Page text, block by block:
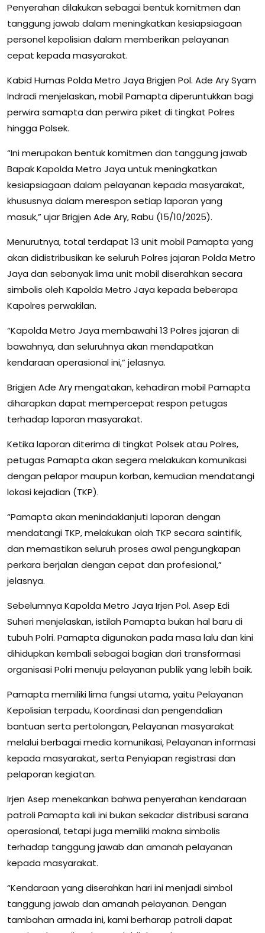
Penyerahan dilakukan sebagai bentuk komitmen dan
tanggung jawab dalam meningkatkan kesiapsiagaan
personel kepolisian dalam memberikan pelayanan
cepat kepada masyarakat.
Kabid Humas Polda Metro Jaya Brigjen Pol. Ade Ary Syam
Indradi menjelaskan, mobil Pamapta diperuntukkan bagi
perwira samapta dan perwira piket di tingkat Polres
hingga Polsek.
“Ini merupakan bentuk komitmen dan tanggung jawab
Bapak Kapolda Metro Jaya untuk meningkatkan
kesiapsiagaan dalam pelayanan kepada masyarakat,
khususnya dalam merespon setiap laporan yang
masuk,” ujar Brigjen Ade Ary, Rabu (15/10/2025).
Menurutnya, total terdapat 13 unit mobil Pamapta yang
akan didistribusikan ke seluruh Polres jajaran Polda Metro
Jaya dan sebanyak lima unit mobil diserahkan secara
simbolis oleh Kapolda Metro Jaya kepada beberapa
Kapolres perwakilan.
“Kapolda Metro Jaya membawahi 13 Polres jajaran di
bawahnya, dan seluruhnya akan mendapatkan
kendaraan operasional ini,” jelasnya.
Brigjen Ade Ary mengatakan, kehadiran mobil Pamapta
diharapkan dapat mempercepat respon petugas
terhadap laporan masyarakat.
Ketika laporan diterima di tingkat Polsek atau Polres,
petugas Pamapta akan segera melakukan komunikasi
dengan pelapor maupun korban, kemudian mendatangi
lokasi kejadian (TKP).
“Pamapta akan menindaklanjuti laporan dengan
mendatangi TKP, melakukan olah TKP secara saintifik,
dan memastikan seluruh proses awal pengungkapan
perkara berjalan dengan cepat dan profesional,”
jelasnya.
Sebelumnya Kapolda Metro Jaya Irjen Pol. Asep Edi
Suheri menjelaskan, istilah Pamapta bukan hal baru di
tubuh Polri. Pamapta digunakan pada masa lalu dan kini
dihidupkan kembali sebagai bagian dari transformasi
organisasi Polri menuju pelayanan publik yang lebih baik.
Pamapta memiliki lima fungsi utama, yaitu Pelayanan
Kepolisian terpadu, Koordinasi dan pengendalian
bantuan serta pertolongan, Pelayanan masyarakat
melalui berbagai media komunikasi, Pelayanan informasi
kepada masyarakat, serta Penyiapan registrasi dan
pelaporan kegiatan.
Irjen Asep menekankan bahwa penyerahan kendaraan
patroli Pamapta kali ini bukan sekadar distribusi sarana
operasional, tetapi juga memiliki makna simbolis
terhadap tanggung jawab dan amanah pelayanan
kepada masyarakat.
“Kendaraan yang diserahkan hari ini menjadi simbol
tanggung jawab dan amanah pelayanan. Dengan
tambahan armada ini, kami berharap patroli dapat